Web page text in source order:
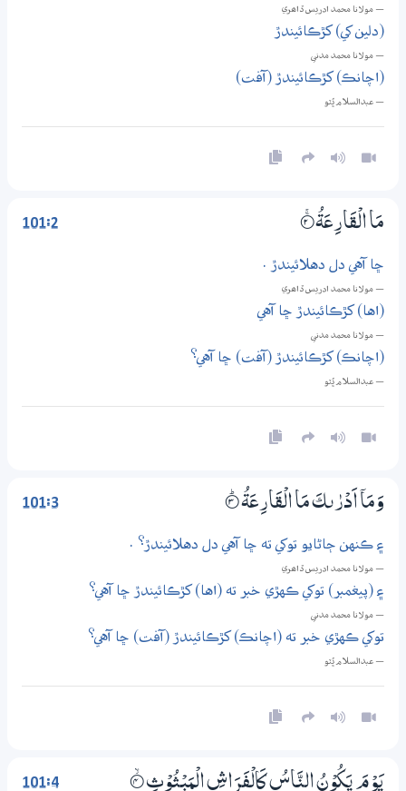
— مولانا محمد ادريس ڏاھري
(دلين کي) کڙڪائيندڙ
— مولانا محمد مدني
(اچانڪ) کڙڪائيندڙ (آفت)
— عبدالسلام ڀُٽو
101:2 مَا الْقَارِعَةُ 2‏۝ۚ
ڇا آهي دل دهلائيندڙ .
— مولانا محمد ادريس ڏاھري
(اها) کڙڪائيندڙ ڇا آهي
— مولانا محمد مدني
(اچانڪ) کڙڪائيندڙ (آفت) ڇا آهي؟
— عبدالسلام ڀُٽو
101:3 وَمَآ اَدْرٰىكَ مَا الْقَارِعَةُ 3‏۝ۭ
۽ ڪنهن ڄاڻايو توکي ته ڇا آهي دل دهلائيندڙ؟ .
— مولانا محمد ادريس ڏاھري
۽ (پيغمبر) توکي ڪهڙي خبر ته (اها) کڙڪائيندڙ ڇا آهي؟
— مولانا محمد مدني
توکي ڪهڙي خبر ته (اچانڪ) کڙڪائيندڙ (آفت) ڇا آهي؟
— عبدالسلام ڀُٽو
101:4 يَوْمَ يَكُوْنُ النَّاسُ كَالْفَرَاشِ الْمَبْثُوْثِ 4‏۝ۙ